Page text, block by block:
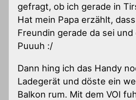
gefragt, ob ich gerade in
Hat mein Papa erzählt,
Freundin gerade da sei und
Puuuh :/
Dann hing ich das Handy
Ladegerät und döste ein
Balkon rum. Mit dem VOI